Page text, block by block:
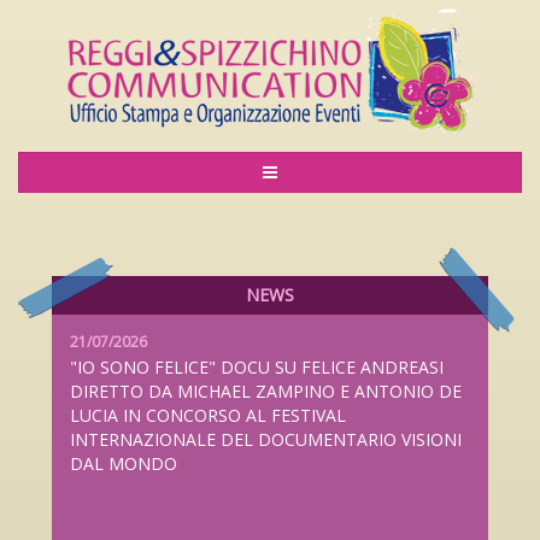
NEWS
06/08/2026
LILIANA CAVANI PREMIO ALLA CARRIERA AL
LUCCA FILM FESTIVAL 2026 DAL 26 SETTEMBRE
AL 4 OTTOBRE
21/07/2026
"IO SONO FELICE" DOCU SU FELICE ANDREASI
DIRETTO DA MICHAEL ZAMPINO E ANTONIO DE
LUCIA IN CONCORSO AL FESTIVAL
INTERNAZIONALE DEL DOCUMENTARIO VISIONI
DAL MONDO